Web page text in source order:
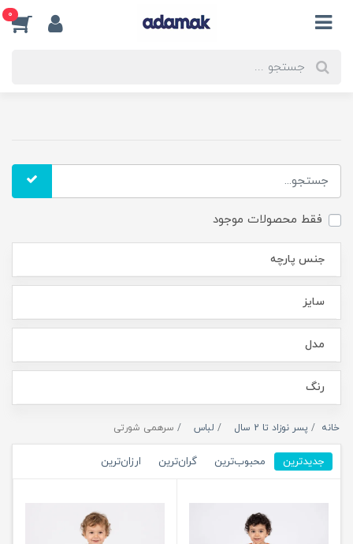
0
فقط محصولات موجود
جنس پارچه
سایز
مدل
رنگ
خانه پسر نوزاد تا 2 سال لباس سرهمی شورتی
جدیدترین محبوب‌ترین گران‌ترین ارزان‌ترین